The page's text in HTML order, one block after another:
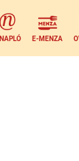
E-MENZA